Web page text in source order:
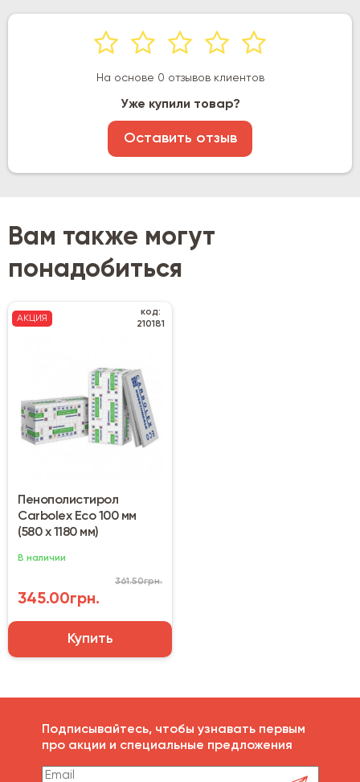
На основе 0 отзывов клиентов
Уже купили товар?
Оставить отзыв
Вам также могут
понадобиться
АКЦИЯ
код:
210181
Пенополистирол
Carbolex Eco 100 мм
(580 х 1180 мм)
В наличии
345.00грн.
361.50грн.
Купить
Подписывайтесь, чтобы узнавать первым
про акции и специальные предложения